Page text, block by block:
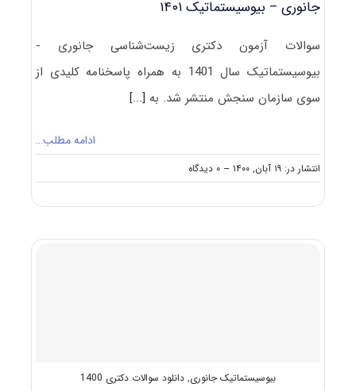
جانوری – بیوسیستماتیک ۱۴۰۱
سوالات آزمون دکتری زیست‌شناسی جانوری -
بیوسیستماتیک سال 1401 به همراه پاسخنامه کلیدی از
سوی سازمان سنجش منتشر شد. به [...]
ادامه مطلب…
انتشار در: ۱۹ آبان, ۱۴۰۰ -- ۰ دیدگاه
on
دانلود
آزمون
بیوسیستماتیک جانوری, دانلود سوالات دکتری 1400